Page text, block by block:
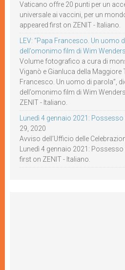
Vaticano offre 20 punti per un
universale ai vaccini, per un
appeared first on ZENIT - Italiano.
LEV: “Papa Francesco. Un uomo
dell’omonimo film di Wim Wenders
Volume fotografico a cura di
Viganò e Gianluca della Maggiore
Francesco. Un uomo di parola”,
dell’omonimo film di Wim
ZENIT - Italiano.
Lunedì 4 gennaio 2021:
29, 2020
Avviso dell’Ufficio delle
Lunedì 4 gennaio 2021:
first on ZENIT - Italiano.